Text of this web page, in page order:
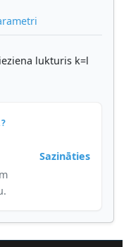
lukturis k=l
Sazināties